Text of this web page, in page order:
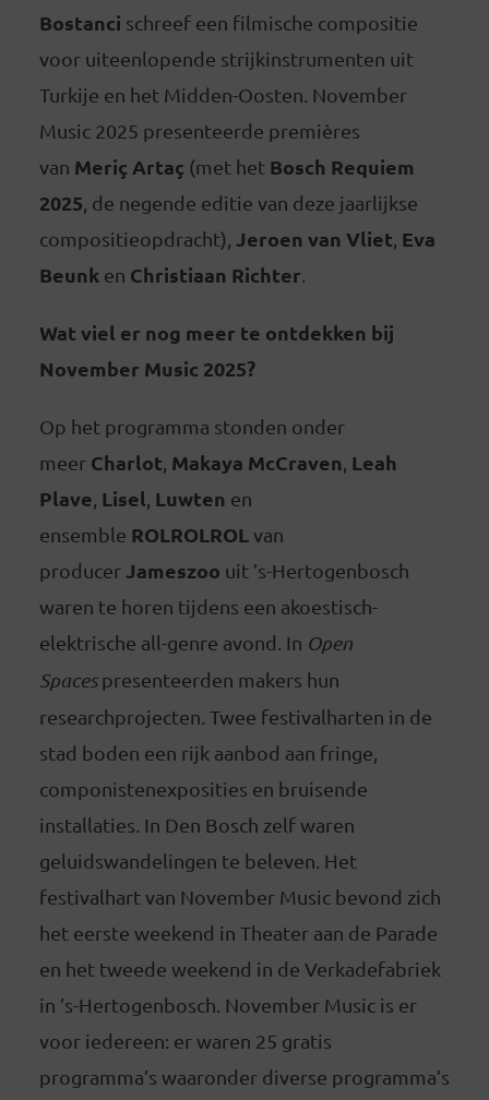
Bostanci schreef een filmische compositie
voor uiteenlopende strijkinstrumenten uit
Turkije en het Midden-Oosten. November
Music 2025 presenteerde premières
van Meriç Artaç (met het Bosch Requiem
2025 , de negende editie van deze jaarlijkse
compositieopdracht), Jeroen van Vliet Eva
Beunken Christiaan Richter
Wat viel er nog meer te ontdekken bij
November Music 2025?
Op het programma stonden onder
meer Charlot Makaya McCraven Leah
Plave Lisel Luwten en
ensemble ROLROLROLvan
producerJameszoo uit ’s-Hertogenbosch
waren te horen tijdens een akoestisch-
elektrische all-genre avond. In Open
Spacespresenteerden makers hun
researchprojecten. Twee festivalharten in de
stad boden een rijk aanbod aan fringe,
componistenexposities en bruisende
installaties. In Den Bosch zelf waren
geluidswandelingen te beleven. Het
festivalhart van November Music bevond zich
het eerste weekend in Theater aan de Parade
en het tweede weekend in de Verkadefabriek
in ’s-Hertogenbosch. November Music is er
voor iedereen: er waren 25 gratis
programma’s waaronder diverse programma’s